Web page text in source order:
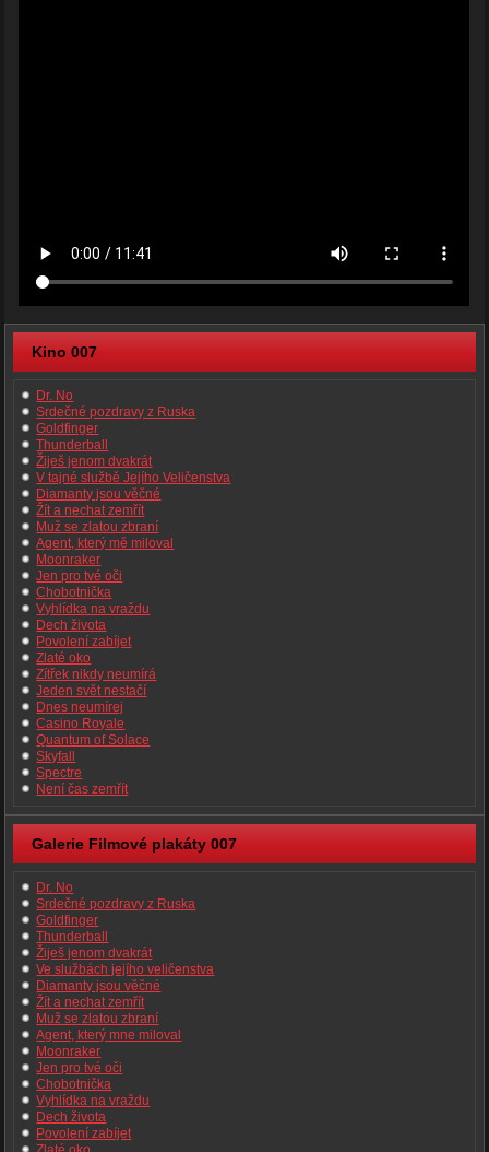
Kino 007
Dr. No
Srdečné pozdravy z Ruska
Goldfinger
Thunderball
Žiješ jenom dvakrát
V tajné službě Jejího Veličenstva
Diamanty jsou věčné
Žít a nechat zemřít
Muž se zlatou zbraní
Agent, který mě miloval
Moonraker
Jen pro tvé oči
Chobotnička
Vyhlídka na vraždu
Dech života
Povolení zabíjet
Zlaté oko
Zítřek nikdy neumírá
Jeden svět nestačí
Dnes neumírej
Casino Royale
Quantum of Solace
Skyfall
Spectre
Není čas zemřít
Galerie Filmové plakáty 007
Dr. No
Srdečné pozdravy z Ruska
Goldfinger
Thunderball
Žiješ jenom dvakrát
Ve službách jejího veličenstva
Diamanty jsou věčné
Žít a nechat zemřít
Muž se zlatou zbraní
Agent, který mne miloval
Moonraker
Jen pro tvé oči
Chobotnička
Vyhlídka na vraždu
Dech života
Povolení zabíjet